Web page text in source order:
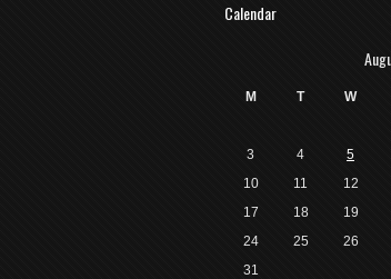
Calendar
M T W
3
4 5
10
11 12
17
18 19
24
25 26
31